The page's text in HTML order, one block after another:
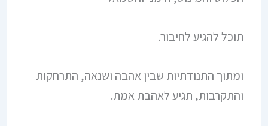
תוכל להגיע לחיבור.
ומתוך התנודתיות שבין אהבה ושנאה, התרחקות
והתקרבות, תגיע לאהבת אמת.